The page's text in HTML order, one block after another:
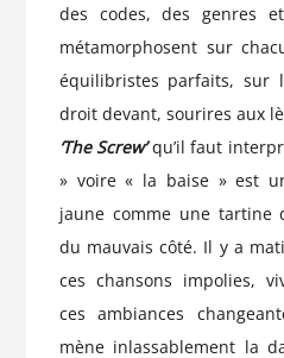
des codes, des genres
métamorphosent sur
équilibristes parfaits, sur
droit devant, sourires aux
‘The Screw’qu’il faut
» voire « la baise » est
jaune comme une tartine
du mauvais côté. Il y a
ces chansons impolies,
ces ambiances
mène inlassablement la